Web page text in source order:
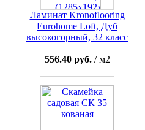
Ламинат Kronoflooring
Eurohome Loft, Дуб
высокогорный, 32 класс
556.40 руб./ м2